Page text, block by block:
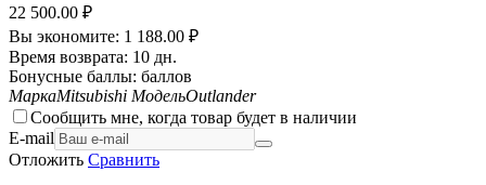
22 500.00 ₽
Вы экономите: 1 188.00 ₽
Время возврата: 10 дн.
Бонусные баллы: баллов
МаркаMitsubishi МодельOutlander
Сообщить мне, когда товар будет в наличии
E-mail
Отложить Сравнить